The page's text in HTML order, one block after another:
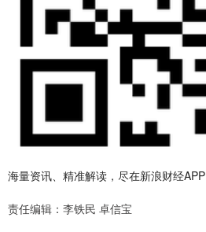
海量资讯、精准解读，尽在新浪财经APP
责任编辑：李铁民 卓信宝